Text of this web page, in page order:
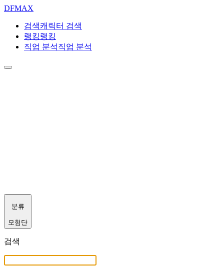
DFMAX
검색캐릭터 검색
랭킹랭킹
직업 분석직업 분석
분류
모험단
검색